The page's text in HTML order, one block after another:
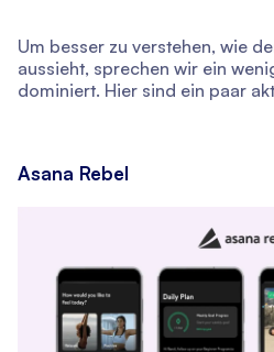
Um besser zu verstehen, wie
aussieht, sprechen wir ein
dominiert. Hier sind ein paar
Asana Rebel